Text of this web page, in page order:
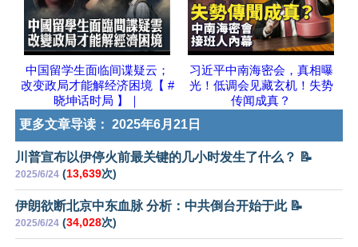
中国留学生面临间谍疑云；
改变政局才能解经济困境【 #
晓坤话时局 】｜
习近平中南海密会，真相曝
光！低调会见藏玄机！失势
传闻成真？
更多文章导读： 2025年6月21日
川普宣布以伊停火前最关键的几小时发生了什么？ 📝
2025/6/24 (13,639次)
伊朗欲断北京中东血脉 分析：中共倒台开始于此 📝
2025/6/24 (34,028次)